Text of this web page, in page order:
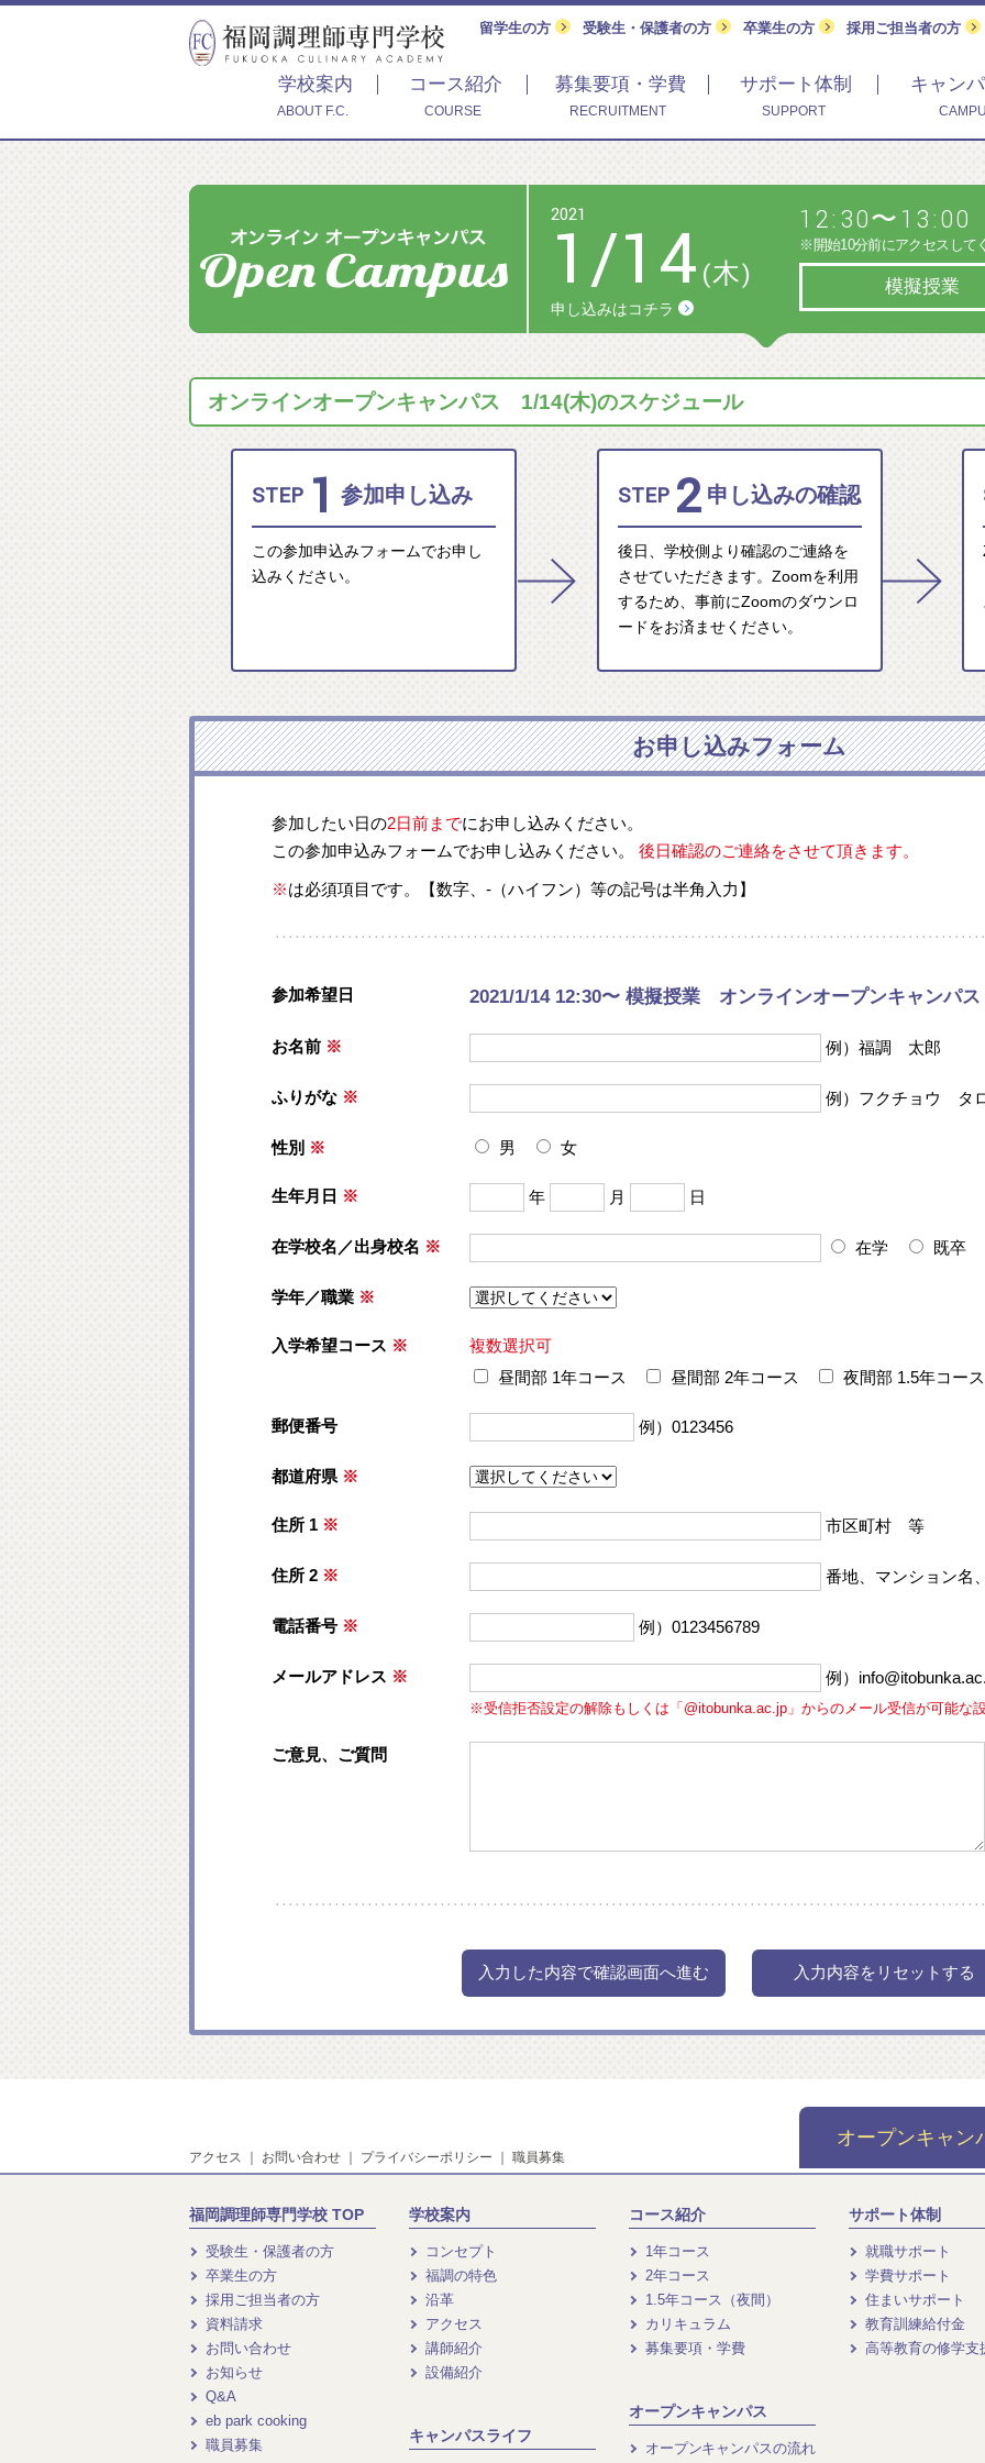
留学生の方 受験生・保護者の方 卒業生の方 採用ご担当者の方
学校案内
ABOUT F.C.
コース紹介
COURSE
募集要項・学費
RECRUITMENT
サポート体制
SUPPORT
キャン
2021
1/14 (木)
申し込みはコチラ
12:30〜13:00
※開始10分前にアクセスして
模擬授業
オンラインオープンキャンパス 1/14(木)のスケジュール
STEP 1 参加申し込み
この参加申込みフォームでお申し
込みください。
STEP 2 申し込みの確認
後日、学校側より確認のご連絡を
させていただきます。Zoomを利用
するため、事前にZoomのダウンロ
ードをお済ませください。
お申し込みフォーム
参加したい日の2日前までにお申し込みください。
この参加申込みフォームでお申し込みください。 後日確認のご連絡をさせて頂きます。
※は必須項目です。【数字、-（ハイフン）等の記号は半角入力】
参加希望日 2021/1/14 12:30〜 模擬授業 オンラインオープンキャンパス
お名前 ※ 例）福調 太郎
ふりがな ※ 例）フクチョウ タ
性別 ※ 男 女
生年月日 ※ 年 月 日
在学校名／出身校名 ※ 在学 既卒
学年／職業 ※
入学希望コース ※
複数選択可
昼間部 1年コース
昼間部 2年コース 夜間部 1.5年コース
郵便番号 例）0123456
都道府県 ※
住所 1 ※ 市区町村 等
住所 2 ※ 番地、マンション
電話番号 ※ 例）0123456789
メールアドレス ※ 例）
※受信拒否設定の解除もしくは「@itobunka.ac.jp」からのメール受信が可能な
ご意見、ご質問
アクセス ｜ お問い合わせ ｜ プライバシーポリシー ｜ 職員募集
オープンキャン
福岡調理師専門学校 TOP
受験生・保護者の方
卒業生の方
採用ご担当者の方
資料請求
お問い合わせ
お知らせ
Q&A
eb park cooking
職員募集
学校案内
コンセプト
福調の特色
沿革
アクセス
講師紹介
設備紹介
キャンパスライフ
コース紹介
1年コース
2年コース
1.5年コース（夜間）
カリキュラム
募集要項・学費
オープンキャンパス
オープンキャンパスの流れ
サポート体制
就職サポート
学費サポート
住まいサポート
教育訓練給付金
高等教育の修学支